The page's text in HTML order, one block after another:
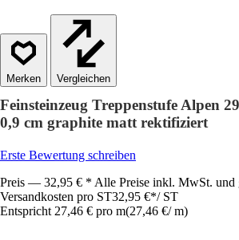
Vergleichen
Feinsteinzeug Treppenstufe Alpen
0,9 cm graphite matt rektifiziert
Erste Bewertung schreiben
Preis — 32,95 € * Alle Preise inkl. MwSt. und
Versandkosten pro ST32,95 €*/ ST
Entspricht 27,46 € pro m(27,46 €/ m)